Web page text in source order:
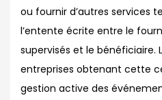
ou fournir d’autres services
l’entente écrite entre le
supervisés et le bénéficiaire.
entreprises obtenant cette
gestion active des